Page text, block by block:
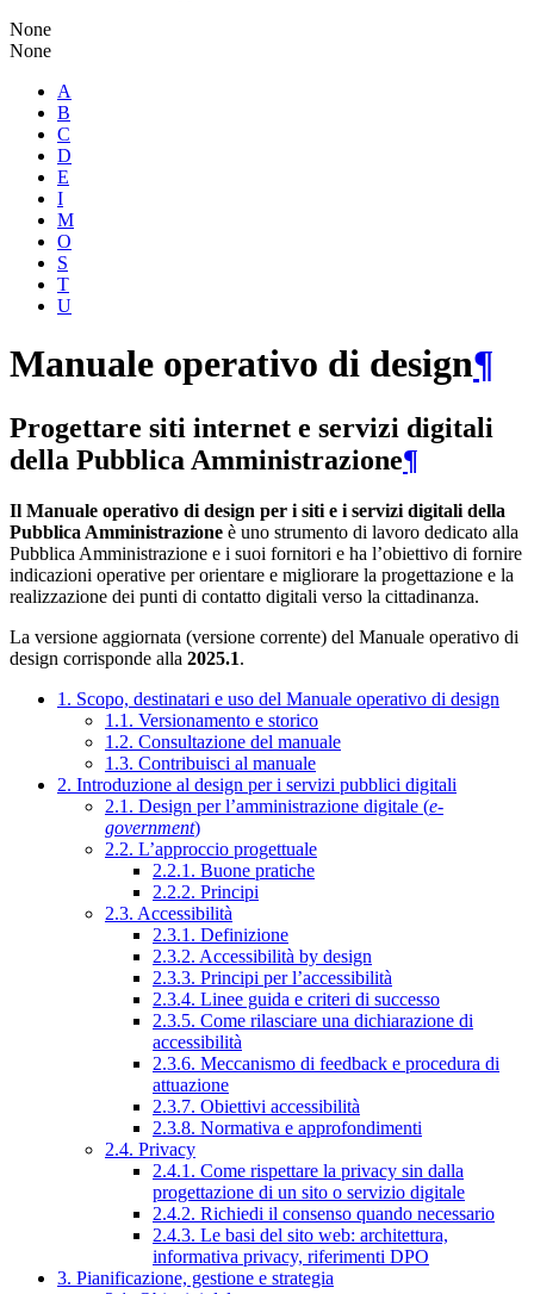
None
None
A
B
C
D
E
I
M
O
S
T
U
Manuale operativo di design¶
Progettare siti internet e servizi digitali
della Pubblica Amministrazione¶
Il Manuale operativo di design per i siti e i servizi digitali della
Pubblica Amministrazione è uno strumento di lavoro dedicato alla
Pubblica Amministrazione e i suoi fornitori e ha l’obiettivo di fornire
indicazioni operative per orientare e migliorare la progettazione e la
realizzazione dei punti di contatto digitali verso la cittadinanza.
La versione aggiornata (versione corrente) del Manuale operativo di
design corrisponde alla 2025.1.
1. Scopo, destinatari e uso del Manuale operativo di design
1.1. Versionamento e storico
1.2. Consultazione del manuale
1.3. Contribuisci al manuale
2. Introduzione al design per i servizi pubblici digitali
2.1. Design per l’amministrazione digitale (e-
government)
2.2. L’approccio progettuale
2.2.1. Buone pratiche
2.2.2. Principi
2.3. Accessibilità
2.3.1. Definizione
2.3.2. Accessibilità by design
2.3.3. Principi per l’accessibilità
2.3.4. Linee guida e criteri di successo
2.3.5. Come rilasciare una dichiarazione di
accessibilità
2.3.6. Meccanismo di feedback e procedura di
attuazione
2.3.7. Obiettivi accessibilità
2.3.8. Normativa e approfondimenti
2.4. Privacy
2.4.1. Come rispettare la privacy sin dalla
progettazione di un sito o servizio digitale
2.4.2. Richiedi il consenso quando necessario
2.4.3. Le basi del sito web: architettura,
informativa privacy, riferimenti DPO
3. Pianificazione, gestione e strategia